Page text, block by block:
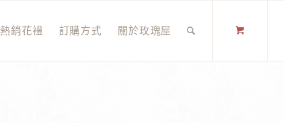
熱銷花禮 訂購方式 關於玫瑰屋